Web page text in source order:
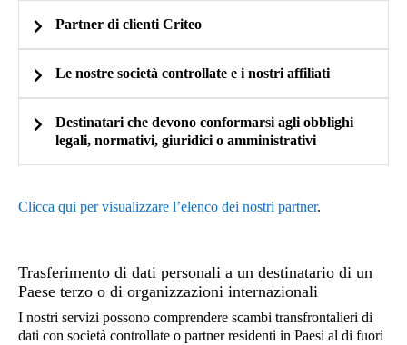
cd853ed01d3a
Informazioni tecniche relative al dispositivo che utilizzi
Stringa utente-agente del tuo browser (cioè una
del sito Web che stai visitando per comunicare
utilizzando (smartphone, computer, ecc.) e il
sistema operativo del tuo dispositivo (versione,
lingua, data e ora del sistema, ecc.))
Informazioni tecniche relative al dispositivo che utilizzi
Stringa utente-agente del tuo browser (cioè una
serie di caratteri inviati dal tuo browser al server
del sito Web che stai visitando per comunicare
informazioni sul tipo di dispositivo che stai
utilizzando (smartphone, computer, ecc.) e il
x64) AppleWebKit/537.36 (KHTML, like Gecko)
Chrome/71.0.3578.98 Safari/537.36
Uso di un blocco della pubblicità
stessa persona, anche se questa persona non può
essere identificata.
Elenco di indirizzi IP troncati identificati come
Partner di clienti Criteo
Le nostre società controllate e i nostri affiliati
Destinatari che devono conformarsi agli obblighi
legali, normativi, giuridici o amministrativi
Clicca qui per visualizzare l’elenco dei nostri partner.
Trasferimento di dati personali a un destinatario di un
Paese terzo o di organizzazioni internazionali
I nostri servizi possono comprendere scambi transfrontalieri di
dati con società controllate o partner residenti in Paesi al di fuori